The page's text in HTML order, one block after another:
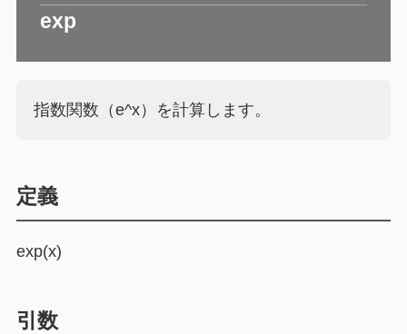
exp
指数関数（e^x）を計算します。
定義
exp(x)
引数